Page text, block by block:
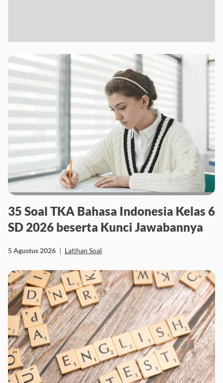
35 Soal TKA Bahasa Indonesia Kelas 6
SD 2026 beserta Kunci Jawabannya
5 Agustus 2026 | Latihan Soal